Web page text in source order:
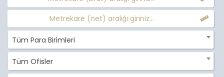
Metrekare (net) aralığı giriniz...
Tüm Para Birimleri
Tüm Ofisler